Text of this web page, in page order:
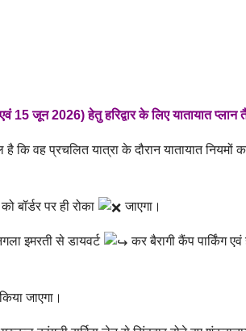
15 जून 2026) हेतु हरिद्वार के लिए यातायात प्लान
है कि वह प्रचलित यात्रा के दौरान यातायात
बॉर्डर पर ही रोका जाएगा।
इमरती से डायवर्ट
कर बैरागी कैंप पार्किंग
जाएगा।